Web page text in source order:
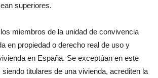
superiores.
miembros de la unidad de convivencia
en propiedad o derecho real de uso y
en España. Se exceptúan en este
titulares de una vivienda, acrediten la